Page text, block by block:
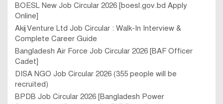
BOESL New Job Circular 2026 [boesl.gov.bd Apply
Online]
Akij Venture Ltd Job Circular : Walk-In Interview &
Complete Career Guide
Bangladesh Air Force Job Circular 2026 [BAF Officer
Cadet]
DISA NGO Job Circular 2026 (355 people will be
recruited)
BPDB Job Circular 2026 [Bangladesh Power